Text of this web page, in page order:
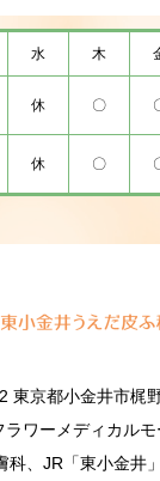
水 木
休 〇
休 〇
東京都小金井市梶
ラワーメディカル
科、JR「東小金井